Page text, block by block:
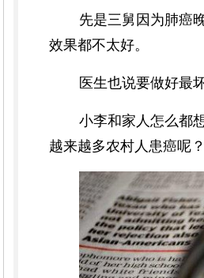
先是三舅因为肺癌
效果都不太好。
医生也说要做好最
小李和家人怎么都
越来越多农村人患癌呢